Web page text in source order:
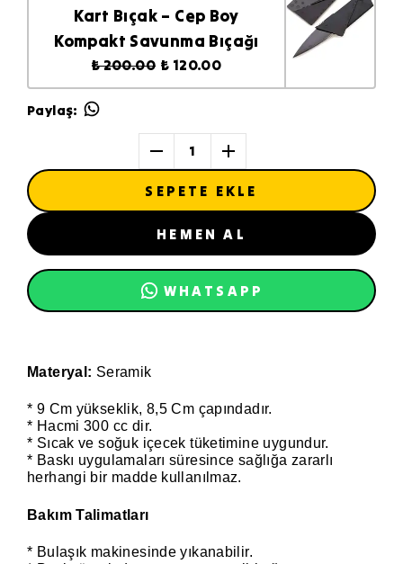
Kart Bıçak – Cep Boy
Kompakt Savunma Bıçağı
₺ 200.00 ₺ 120.00
Paylaş:
1
SEPETE EKLE
HEMEN AL
WHATSAPP
Materyal: Seramik
* 9 Cm yükseklik, 8,5 Cm çapındadır.
* Hacmi 300 cc dir.
* Sıcak ve soğuk içecek tüketimine uygundur.
* Baskı uygulamaları süresince sağlığa zararlı
herhangi bir madde kullanılmaz.
Bakım Talimatları
* Bulaşık makinesinde yıkanabilir.